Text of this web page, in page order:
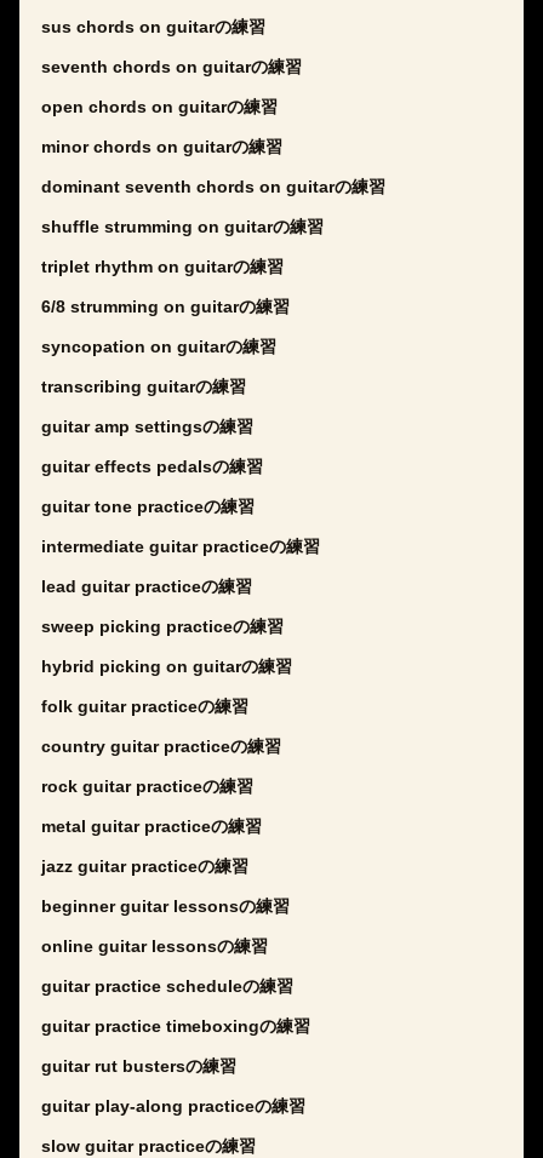
sus chords on guitarの練習
seventh chords on guitarの練習
open chords on guitarの練習
minor chords on guitarの練習
dominant seventh chords on guitarの練習
shuffle strumming on guitarの練習
triplet rhythm on guitarの練習
6/8 strumming on guitarの練習
syncopation on guitarの練習
transcribing guitarの練習
guitar amp settingsの練習
guitar effects pedalsの練習
guitar tone practiceの練習
intermediate guitar practiceの練習
lead guitar practiceの練習
sweep picking practiceの練習
hybrid picking on guitarの練習
folk guitar practiceの練習
country guitar practiceの練習
rock guitar practiceの練習
metal guitar practiceの練習
jazz guitar practiceの練習
beginner guitar lessonsの練習
online guitar lessonsの練習
guitar practice scheduleの練習
guitar practice timeboxingの練習
guitar rut bustersの練習
guitar play-along practiceの練習
slow guitar practiceの練習